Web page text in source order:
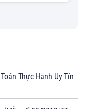
Thực Hành Uy Tín